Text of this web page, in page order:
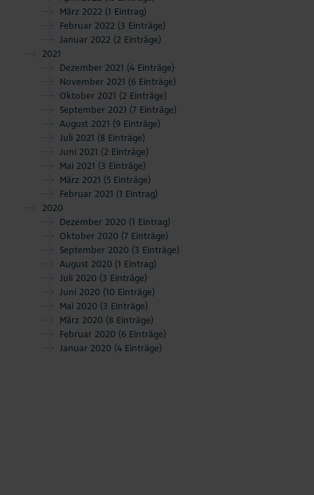
März 2022 (1 Eintrag)
Februar 2022 (3 Einträge)
Januar 2022 (2 Einträge)
2021
Dezember 2021 (4 Einträge)
November 2021 (6 Einträge)
Oktober 2021 (2 Einträge)
September 2021 (7 Einträge)
August 2021 (9 Einträge)
Juli 2021 (8 Einträge)
Juni 2021 (2 Einträge)
Mai 2021 (3 Einträge)
März 2021 (5 Einträge)
Februar 2021 (1 Eintrag)
2020
Dezember 2020 (1 Eintrag)
Oktober 2020 (7 Einträge)
September 2020 (3 Einträge)
August 2020 (1 Eintrag)
Juli 2020 (3 Einträge)
Juni 2020 (10 Einträge)
Mai 2020 (3 Einträge)
März 2020 (8 Einträge)
Februar 2020 (6 Einträge)
Januar 2020 (4 Einträge)